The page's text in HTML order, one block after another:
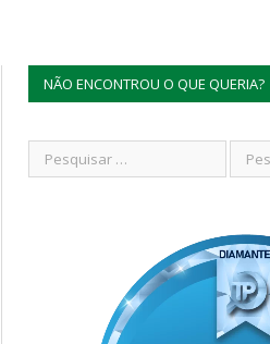
NÃO ENCONTROU O QUE QUERIA?